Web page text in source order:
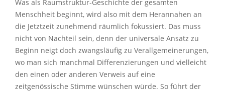
Was als Raumstruktur-Geschichte der gesamten
Menschheit beginnt, wird also mit dem Herannahen an
die Jetztzeit zunehmend räumlich fokussiert. Das muss
nicht von Nachteil sein, denn der universale Ansatz zu
Beginn neigt doch zwangsläufig zu Verallgemeinerungen,
wo man sich manchmal Differenzierungen und vielleicht
den einen oder anderen Verweis auf eine
zeitgenössische Stimme wünschen würde. So führt der